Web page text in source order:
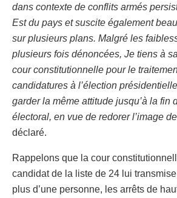
dans contexte de conflits armés
Est du pays et suscite également
sur plusieurs plans. Malgré les
plusieurs fois dénoncées, Je tiens à
cour constitutionnelle pour le
candidatures à l’élection
garder la même attitude jusqu’à la fin
électoral, en vue de redorer l’image
déclaré.
Rappelons que la cour
candidat de la liste de 24 lui
plus d’une personne, les arrêts de